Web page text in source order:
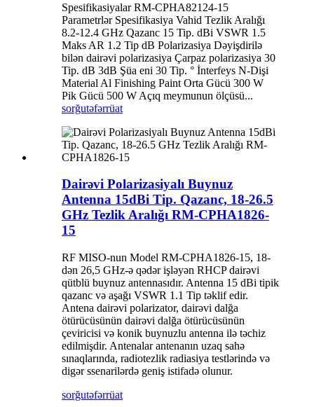
Spesifikasiyalar RM-CPHA82124-15
Parametrlər Spesifikasiya Vahid Tezlik Aralığı
8.2-12.4 GHz Qazanc 15 Tip. dBi VSWR 1.5
Maks AR 1.2 Tip dB Polarizasiya Dəyişdirilə
bilən dairəvi polarizasiya Çarpaz polarizasiya 30
Tip. dB 3dB Şüa eni 30 Tip. ° İnterfeys N-Dişi
Material Al Finishing Paint Orta Gücü 300 W
Pik Gücü 500 W Açıq meymunun ölçüsü...
sorğutəfərrüat
Dairəvi Polarizasiyalı Buynuz
Antenna 15dBi Tip. Qazanc, 18-26.5
GHz Tezlik Aralığı RM-CPHA1826-
15
RF MISO-nun Model RM-CPHA1826-15, 18-
dən 26,5 GHz-ə qədər işləyən RHCP dairəvi
qütblü buynuz antennasıdır. Antenna 15 dBi tipik
qazanc və aşağı VSWR 1.1 Tip təklif edir.
Antena dairəvi polarizator, dairəvi dalğa
ötürücüsünün dairəvi dalğa ötürücüsünün
çeviricisi və konik buynuzlu antenna ilə təchiz
edilmişdir. Antenalar antenanın uzaq sahə
sınaqlarında, radiotezlik radiasiya testlərində və
digər ssenarilərdə geniş istifadə olunur.
sorğutəfərrüat